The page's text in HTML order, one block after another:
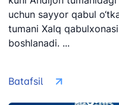
87-
uchun sayyor qabul
tumani Xalq
boshlanadi. ...
Batafsil